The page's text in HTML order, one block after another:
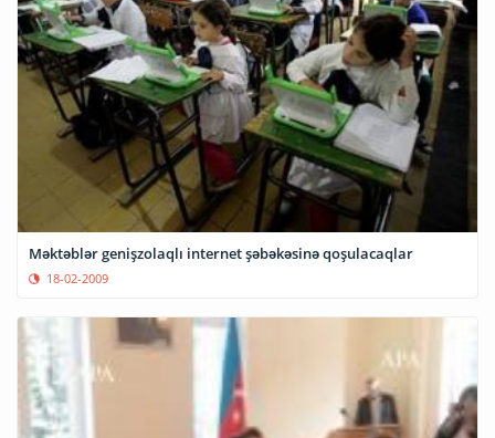
Məktəblər genişzolaqlı internet şəbəkəsinə qoşulacaqlar
18-02-2009